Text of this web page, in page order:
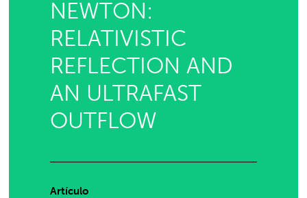
NEWTON:
RELATIVISTIC
REFLECTION AND
AN ULTRAFAST
OUTFLOW
Artículo